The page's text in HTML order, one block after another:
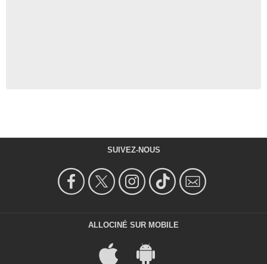
SUIVEZ-NOUS
ALLOCINÉ SUR MOBILE